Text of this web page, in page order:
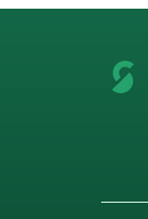
Z